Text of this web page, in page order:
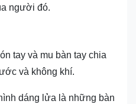
người đó.
tay và mu bàn tay chia
và không khí.
dáng lửa là những bàn